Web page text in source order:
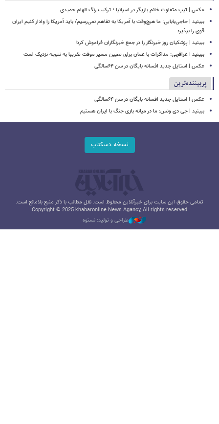
عکس | تیپ متفاوت خانم بازیگر در اسپانیا ؛ ترکیب رنگ الهام حمیدی
ببینید | حاجی‌بابایی: ما هیچ‌وقت با آمریکا به تفاهم نمی‌رسیم/ باید آمریکا را وادار کنیم ایران
قوی را بپذیرد
ببینید | پزشکیان روز خبرنگار را در جمع خبرنگاران فراموش کرد!
ببینید | عراقچی: مذاکرات با عمان برای تعیین مسیر موقت تقریبا به نتیجه نزدیک است
عکس | استایل جدید افسانه بایگان در سن ۶۴سالگی
پربیننده‌ترین
عکس | استایل جدید افسانه بایگان در سن ۶۴سالگی
ببینید | جی دی ونس: ما در میانه بازی جنگ با ایران هستیم
نسخه دسکتاپ
تمامی حقوق این سایت برای خبرآنلاین محفوظ است. نقل مطالب با ذکر منبع بلامانع است.
Copyright © 2025 khabaronline News Agancy, All rights reserved
طراحی و تولید: نستوه